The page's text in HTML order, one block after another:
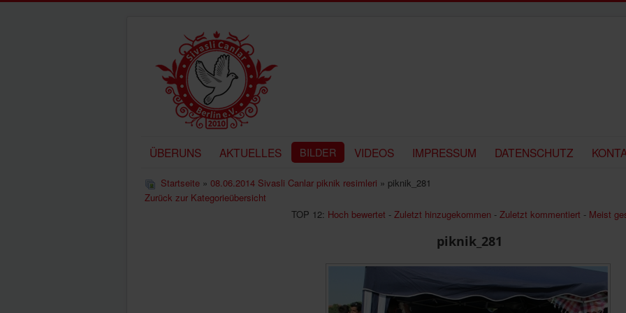
ÜBERUNS AKTUELLES BILDER VIDEOS IMPRESSUM DATENSCHUTZ
Startseite » 08.06.2014 Sivasli Canlar piknik resimleri » piknik_281
Zurück zur Kategorieübersicht
TOP 12: Hoch bewertet - Zuletzt hinzugekommen - Zuletzt kommentiert - Meist
piknik_281